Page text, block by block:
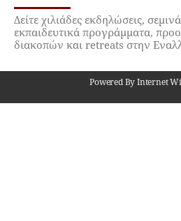
Δείτε χιλιάδες εκδηλώσεις,
εκπαιδευτικά προγράμματα,
διακοπών και retreats στην
Powered By Internet